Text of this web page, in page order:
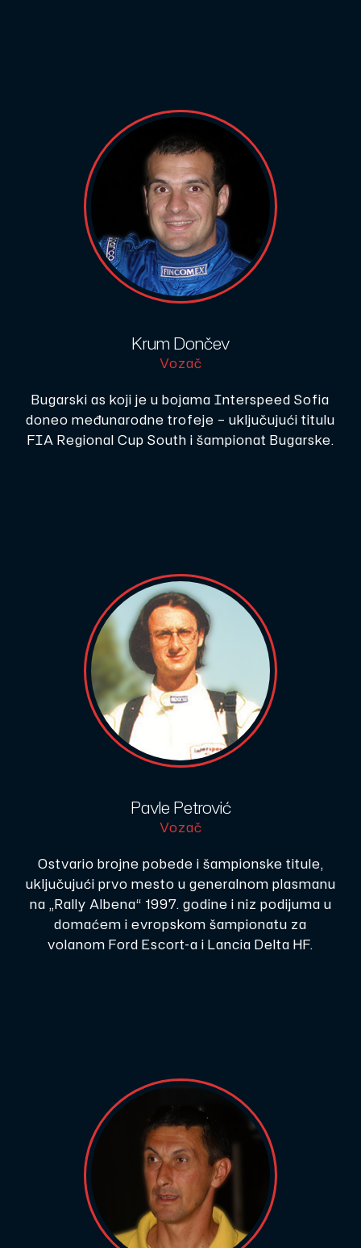
Krum Dončev
Vozač
Bugarski as koji je u bojama Interspeed Sofia
doneo međunarodne trofeje – uključujući titulu
FIA Regional Cup South i šampionat Bugarske.
Pavle Petrović
Vozač
Ostvario brojne pobede i šampionske titule,
uključujući prvo mesto u generalnom plasmanu
na „Rally Albena“ 1997. godine i niz podijuma u
domaćem i evropskom šampionatu za
volanom Ford Escort-a i Lancia Delta HF.